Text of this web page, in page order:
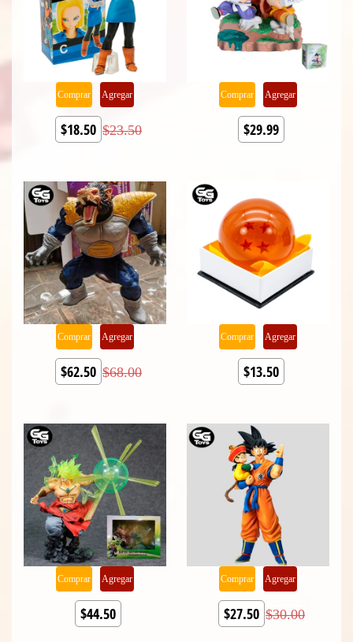
Comprar Agregar
$18.50 $23.50
Comprar Agregar
$29.99
Comprar Agregar
$62.50 $68.00
Comprar Agregar
$13.50
Comprar Agregar
$44.50
Comprar Agregar
$27.50 $30.00